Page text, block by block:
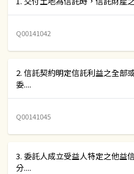
Q00141042
2. 信託契約明定信託利益之全部
委....
Q00141045
3. 委託人成立受益人特定之他益
分....